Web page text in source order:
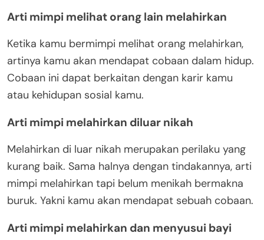
Arti mimpi melihat orang lain melahirkan
Ketika kamu bermimpi melihat orang melahirkan,
artinya kamu akan mendapat cobaan dalam hidup.
Cobaan ini dapat berkaitan dengan karir kamu
atau kehidupan sosial kamu.
Arti mimpi melahirkan diluar nikah
Melahirkan di luar nikah merupakan perilaku yang
kurang baik. Sama halnya dengan tindakannya, arti
mimpi melahirkan tapi belum menikah bermakna
buruk. Yakni kamu akan mendapat sebuah cobaan.
Arti mimpi melahirkan dan menyusui bayi